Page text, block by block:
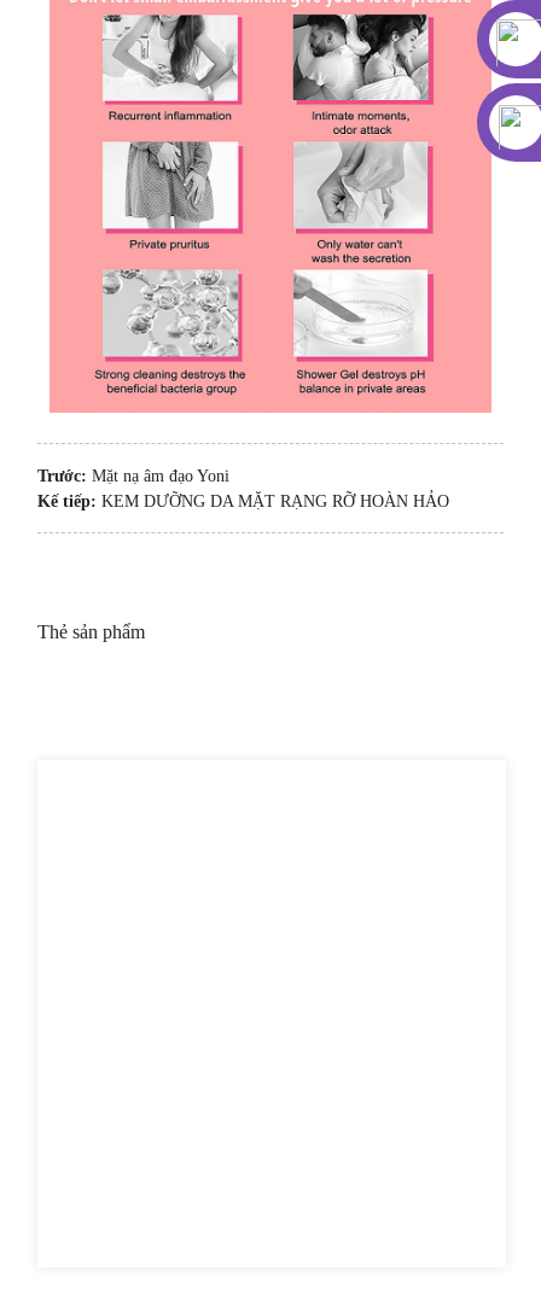
Trước: Mặt nạ âm đạo Yoni
Kế tiếp: KEM DƯỠNG DA MẶT RẠNG RỠ HOÀN HẢO
Thẻ sản phẩm